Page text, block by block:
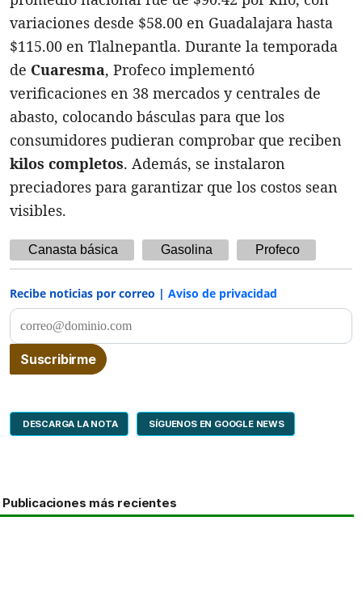
variaciones desde $58.00 en Guadalajara hasta
$115.00 en Tlalnepantla. Durante la temporada
de Cuaresma, Profeco implementó
verificaciones en 38 mercados y centrales de
abasto, colocando básculas para que los
consumidores pudieran comprobar que reciben
kilos completos. Además, se instalaron
preciadores para garantizar que los costos sean
visibles.
Canasta básica Gasolina Profeco
Recibe noticias por correo | Aviso de privacidad
DESCARGA LA NOTA SÍGUENOS EN GOOGLE NEWS
Publicaciones más recientes